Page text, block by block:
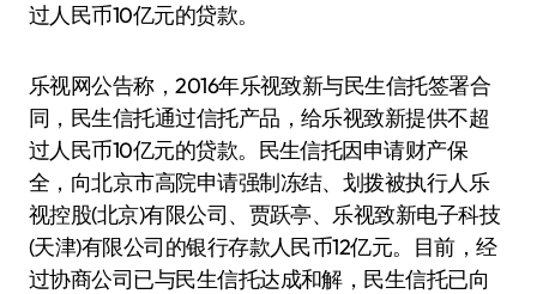
过人民币10亿元的贷款。
乐视网公告称，2016年乐视致新与民生信托签署合
同，民生信托通过信托产品，给乐视致新提供不超
过人民币10亿元的贷款。民生信托因申请财产保
全，向北京市高院申请强制冻结、划拨被执行人乐
视控股(北京)有限公司、贾跃亭、乐视致新电子科技
(天津)有限公司的银行存款人民币12亿元。目前，经
过协商公司已与民生信托达成和解，民生信托已向